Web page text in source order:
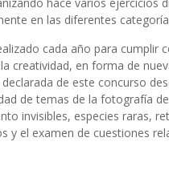
en las diferentes
cada año para cumplir
creatividad, en forma de
de este concurso
de temas de la fotografía
invisibles, especies raras,
el examen de cuestiones